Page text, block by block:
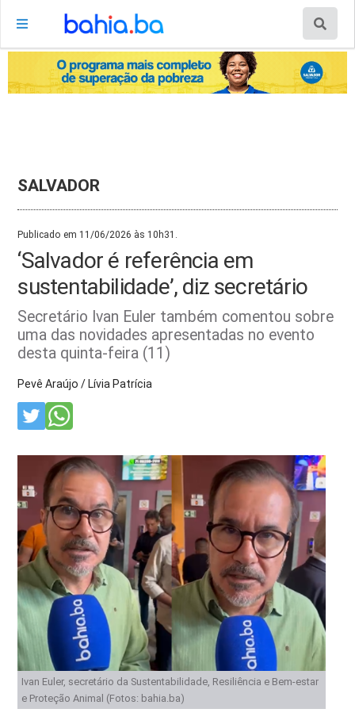
SALVADOR
Publicado em 11/06/2026 às 10h31.
‘Salvador é referência em
sustentabilidade’, diz secretário
Secretário Ivan Euler também comentou sobre
uma das novidades apresentadas no evento
desta quinta-feira (11)
Pevê Araújo / Lívia Patrícia
Ivan Euler, secretário da Sustentabilidade, Resiliência e Bem-estar
e Proteção Animal (Fotos: bahia.ba)